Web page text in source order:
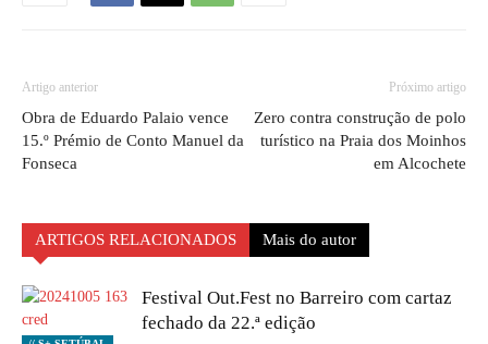
Artigo anterior
Obra de Eduardo Palaio vence
15.º Prémio de Conto Manuel da
Fonseca
Próximo artigo
Zero contra construção de polo
turístico na Praia dos Moinhos
em Alcochete
ARTIGOS RELACIONADOS Mais do autor
Festival Out.Fest no Barreiro com cartaz
fechado da 22.ª edição